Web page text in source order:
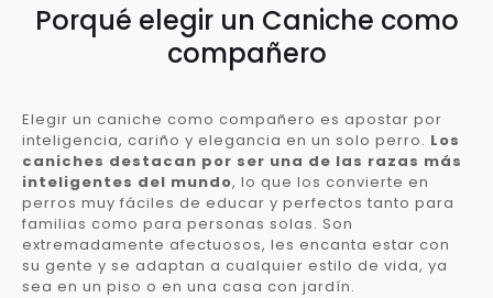
Porqué elegir un Caniche como
compañero
Elegir un caniche como compañero es apostar por
inteligencia, cariño y elegancia en un solo perro. Los
caniches destacan por ser una de las razas más
inteligentes del mundo, lo que los convierte en
perros muy fáciles de educar y perfectos tanto para
familias como para personas solas. Son
extremadamente afectuosos, les encanta estar con
su gente y se adaptan a cualquier estilo de vida, ya
sea en un piso o en una casa con jardín.